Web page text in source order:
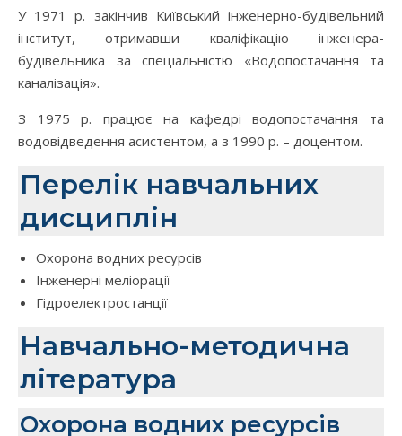
У 1971 р. закінчив Київський інженерно-будівельний
інститут, отримавши кваліфікацію інженера-
будівельника за спеціальністю «Водопостачання та
каналізація».
З 1975 р. працює на кафедрі водопостачання та
водовідведення асистентом, а з 1990 р. – доцентом.
Перелік навчальних
дисциплін
Охорона водних ресурсів
Інженерні меліорації
Гідроелектростанції
Навчально-методична
література
Охорона водних ресурсів